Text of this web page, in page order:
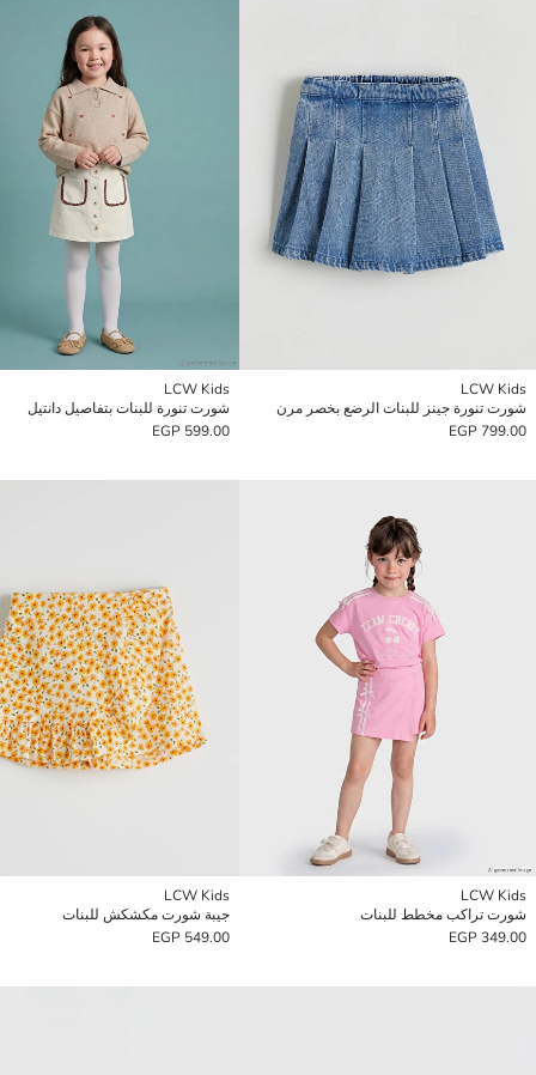
LCW Kids
شورت تنورة جينز للبنات الرضع بخصر مرن
799.00 EGP
LCW Kids
شورت تنورة للبنات بتفاصيل دانتيل
599.00 EGP
LCW Kids
شورت تراكب مخطط للبنات
349.00 EGP
LCW Kids
جيبة شورت مكشكش للبنات
549.00 EGP